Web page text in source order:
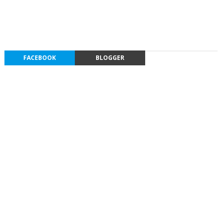
FACEBOOK BLOGGER